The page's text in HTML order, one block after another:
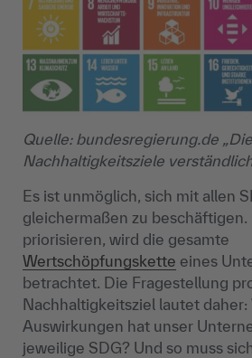
Quelle: bundesregierung.de
Nachhaltigkeitsziele
Es ist unmöglich, sich mit allen
gleichermaßen zu beschäftigen.
priorisieren, wird die gesamte
Wertschöpfungskette eines
betrachtet. Die Fragestellung
Nachhaltigkeitsziel lautet daher:
Auswirkungen hat unser
jeweilige SDG? Und so muss